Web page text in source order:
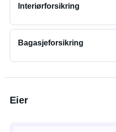
Interiørforsikring
Bagasjeforsikring
Eier